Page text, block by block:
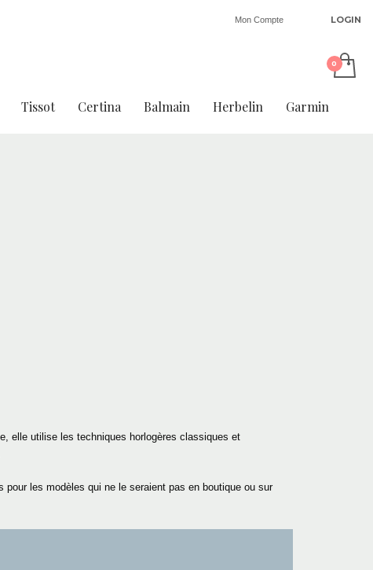
Mon Compte LOGIN
Tissot Certina Balmain Herbelin
Garmin
elle utilise les techniques horlogères classiques et
les modèles qui ne le seraient pas en boutique ou sur